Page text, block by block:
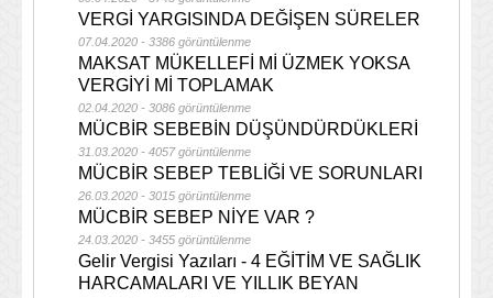
VERGİ YARGISINDA DEĞİŞEN SÜRELER
07.04.2020 - 3386 görüntülenme
MAKSAT MÜKELLEFİ Mİ ÜZMEK YOKSA
VERGİYİ Mİ TOPLAMAK
02.04.2020 - 3086 görüntülenme
MÜCBİR SEBEBİN DÜŞÜNDÜRDÜKLERİ
31.03.2020 - 4057 görüntülenme
MÜCBİR SEBEP TEBLİĞİ VE SORUNLARI
26.03.2020 - 3015 görüntülenme
MÜCBİR SEBEP NİYE VAR ?
24.03.2020 - 3455 görüntülenme
Gelir Vergisi Yazıları - 4 EĞİTİM VE SAĞLIK
HARCAMALARI VE YILLIK BEYAN